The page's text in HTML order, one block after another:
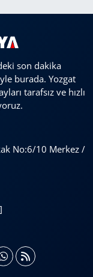
son dakika
burada. Yozgat
tarafsız ve hızlı
No:6/10 Merkez /